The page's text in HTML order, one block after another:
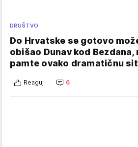
DRUŠTVO
Do Hrvatske se gotovo
obišao Dunav kod Bezdana,
pamte ovako dramatičnu
Reaguj 6